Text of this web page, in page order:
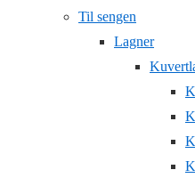
Til sengen
Lagner